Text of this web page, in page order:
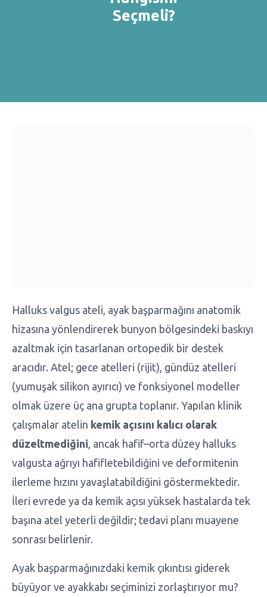
Seçmeli?
Halluks valgus ateli, ayak başparmağını anatomik
hizasına yönlendirerek bunyon bölgesindeki baskıyı
azaltmak için tasarlanan ortopedik bir destek
aracıdır. Atel; gece atelleri (rijit), gündüz atelleri
(yumuşak silikon ayırıcı) ve fonksiyonel modeller
olmak üzere üç ana grupta toplanır. Yapılan klinik
çalışmalar atelin kemik açısını kalıcı olarak
düzeltmediğini , ancak hafif–orta düzey halluks
valgusta ağrıyı hafifletebildiğini ve deformitenin
ilerleme hızını yavaşlatabildiğini göstermektedir.
İleri evrede ya da kemik açısı yüksek hastalarda tek
başına atel yeterli değildir; tedavi planı muayene
sonrası belirlenir.
Ayak başparmağınızdaki kemik çıkıntısı giderek
büyüyor ve ayakkabı seçiminizi zorlaştırıyor mu?